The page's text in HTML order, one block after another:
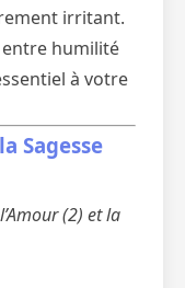
irritant.
entre humilité
à votre
Sagesse
(2) et la